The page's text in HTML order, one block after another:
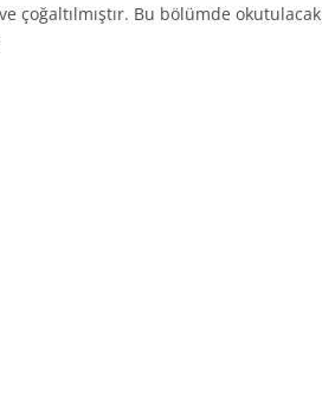
çoğaltılmıştır. Bu bölümde okutulacak